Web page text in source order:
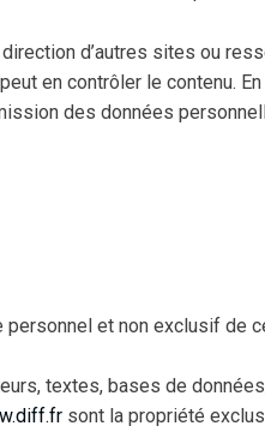
d’autres sites ou
en contrôler le contenu.
des données
personnel et non exclusif de
textes, bases de
sont la propriété